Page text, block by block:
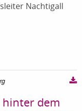
Nachtigall
hinter dem